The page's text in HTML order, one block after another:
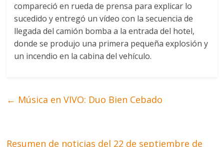
compareció en rueda de prensa para explicar lo
sucedido y entregó un vídeo con la secuencia de
llegada del camión bomba a la entrada del hotel,
donde se produjo una primera pequeña explosión y
un incendio en la cabina del vehículo.
← Música en VIVO: Duo Bien Cebado
Resumen de noticias del 22 de septiembre de